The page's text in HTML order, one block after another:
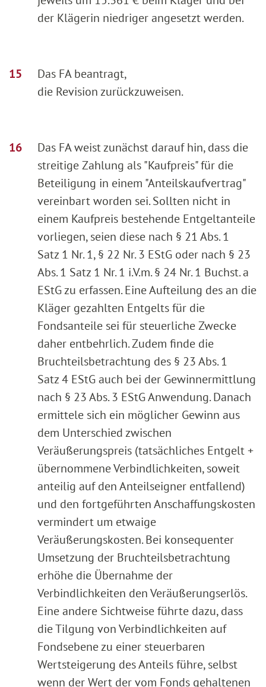
der Klägerin niedriger angesetzt werden.
Das FA beantragt,
die Revision zurückzuweisen.
Das FA weist zunächst darauf hin, dass die
streitige Zahlung als "Kaufpreis" für die
Beteiligung in einem "Anteilskaufvertrag"
vereinbart worden sei. Sollten nicht in
einem Kaufpreis bestehende Entgeltanteile
vorliegen, seien diese nach § 21 Abs. 1
Satz 1 Nr. 1, § 22 Nr. 3 EStG oder nach § 23
Abs. 1 Satz 1 Nr. 1 i.V.m. § 24 Nr. 1 Buchst. a
EStG zu erfassen. Eine Aufteilung des an die
Kläger gezahlten Entgelts für die
Fondsanteile sei für steuerliche Zwecke
daher entbehrlich. Zudem finde die
Bruchteilsbetrachtung des § 23 Abs. 1
Satz 4 EStG auch bei der Gewinnermittlung
nach § 23 Abs. 3 EStG Anwendung. Danach
ermittele sich ein möglicher Gewinn aus
dem Unterschied zwischen
Veräußerungspreis (tatsächliches Entgelt +
übernommene Verbindlichkeiten, soweit
anteilig auf den Anteilseigner entfallend)
und den fortgeführten Anschaffungskosten
vermindert um etwaige
Veräußerungskosten. Bei konsequenter
Umsetzung der Bruchteilsbetrachtung
erhöhe die Übernahme der
Verbindlichkeiten den Veräußerungserlös.
Eine andere Sichtweise führte dazu, dass
die Tilgung von Verbindlichkeiten auf
Fondsebene zu einer steuerbaren
Wertsteigerung des Anteils führe, selbst
wenn der Wert der vom Fonds gehaltenen